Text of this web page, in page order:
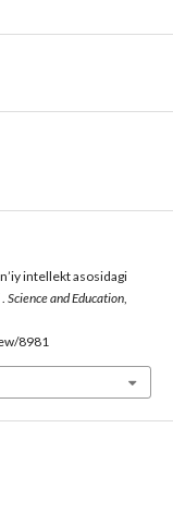
intellekt asosidagi
Science and Education,
8981